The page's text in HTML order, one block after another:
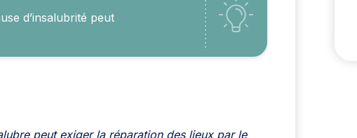
d’insalubrité peut
peut exiger la réparation des lieux par le